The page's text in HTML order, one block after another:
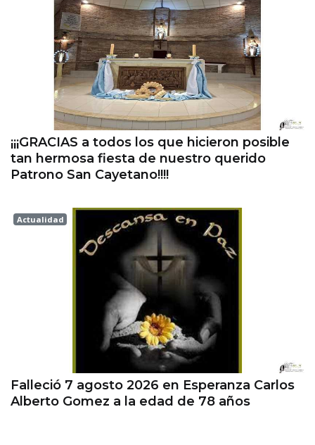
¡¡¡GRACIAS a todos los que hicieron posible
tan hermosa fiesta de nuestro querido
Patrono San Cayetano!!!!
Actualidad
Falleció 7 agosto 2026 en Esperanza Carlos
Alberto Gomez a la edad de 78 años